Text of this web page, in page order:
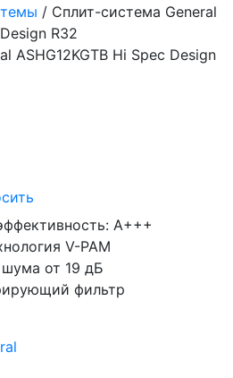
/ Сплит-система General
R32
ASHG12KGTB Hi Spec Design
А+++
V-PAM
от 19 дБ
фильтр